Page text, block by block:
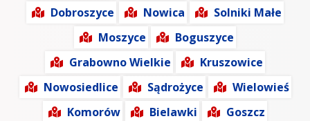
Dobroszyce
Nowica
Solniki Małe
Moszyce
Boguszyce
Grabowno Wielkie
Kruszowice
Nowosiedlice
Sądrożyce
Wielowieś
Komorów
Bielawki
Goszcz